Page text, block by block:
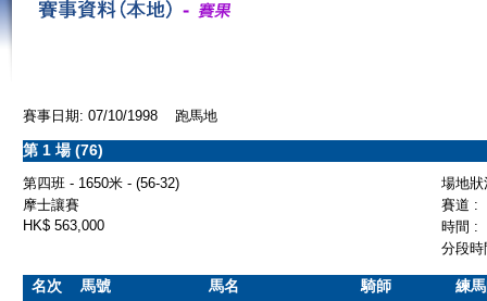
賽事日期: 07/10/1998 跑馬地
第 1 場 (76)
第四班 - 1650米 - (56-32)
場地
摩士讓賽
賽道 :
HK$ 563,000
時間 :
分段
名次 馬號 馬名 騎師 練